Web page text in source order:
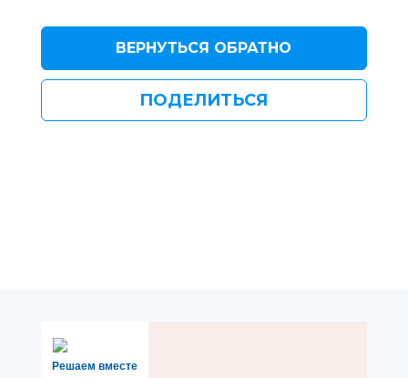
ВЕРНУТЬСЯ ОБРАТНО
ПОДЕЛИТЬСЯ
Решаем вместе